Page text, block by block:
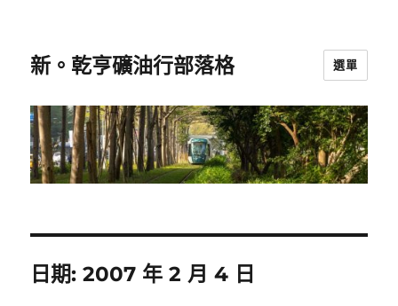
新。乾亨礦油行部落格 選單
日期:2007 年 2 月 4 日